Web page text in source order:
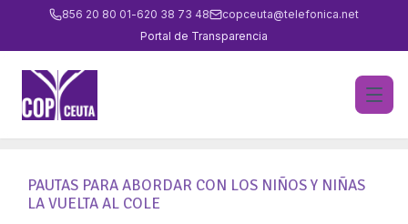
856 20 80 01-620 38 73 48
copceuta@telefonica.net
Portal de Transparencia
PAUTAS PARA ABORDAR CON LOS NIÑOS Y NIÑAS
LA VUELTA AL COLE